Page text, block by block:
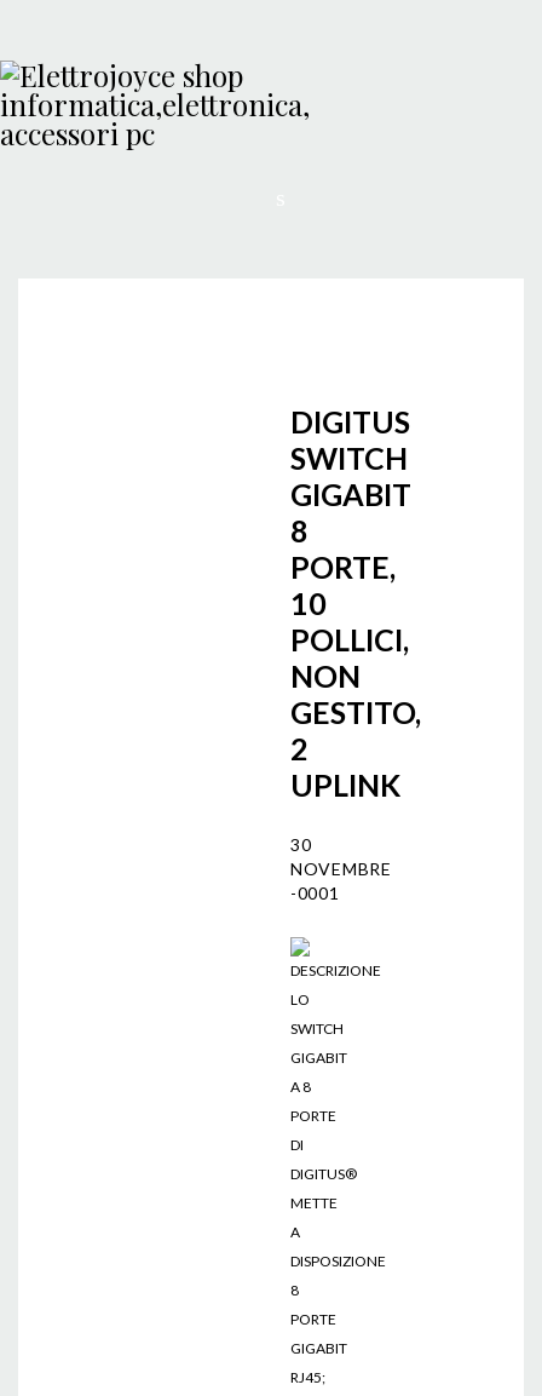
DIGITUS
SWITCH
GIGABIT
8
PORTE,
10
POLLICI,
NON
GESTITO,
2
UPLINK
30
NOVEMBRE
-0001
DESCRIZIONE
LO
SWITCH
GIGABIT
A 8
PORTE
DI
DIGITUS®
METTE
A
DISPOSIZIONE
8
PORTE
GIGABIT
RJ45;